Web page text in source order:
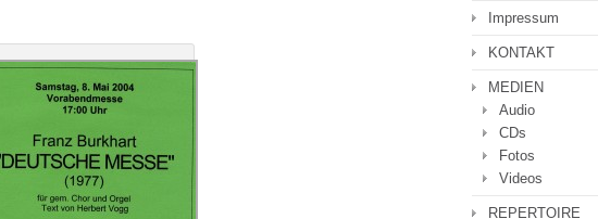
Impressum
KONTAKT
MEDIEN
Audio
CDs
Fotos
Videos
REPERTOIRE